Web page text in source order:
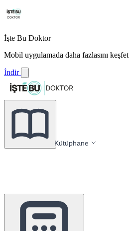
İşte Bu Doktor
Mobil uygulamada daha fazlasını keşfet
İndir
Kütüphane